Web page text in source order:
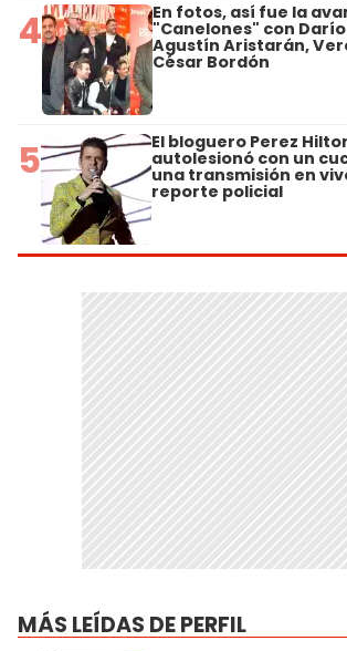
4 En fotos, así fue la
"Canelones" con
Agustín Aristarán,
César Bordón
5 El bloguero Perez
autolesionó con un
una transmisión en
reporte policial
MÁS LEÍDAS DE PERFIL